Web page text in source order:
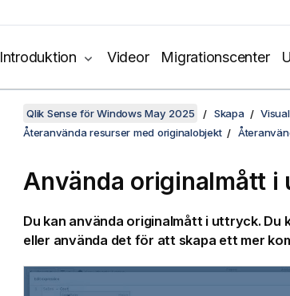
Introduktion Videor Migrationscenter
Qlik Sense för Windows May 2025 Skapa
Återanvända resurser med originalobjekt
Använda originalmått i
Du kan använda originalmått i uttryck. Du
eller använda det för att skapa ett mer